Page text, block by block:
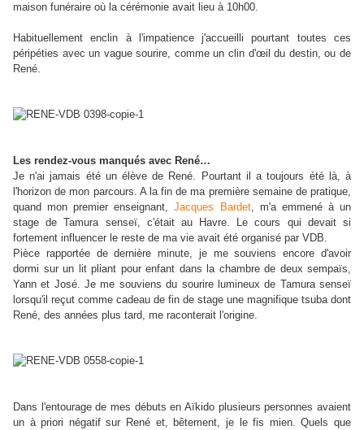
maison funéraire où la cérémonie avait lieu à 10h00.
Habituellement enclin à l'impatience j'accueilli pourtant toutes ces
péripéties avec un vague sourire, comme un clin d'œil du destin, ou de
René.
Les rendez-vous manqués avec René…
Je n'ai jamais été un élève de René. Pourtant il a toujours été là, à
l'horizon de mon parcours. A la fin de ma première semaine de pratique,
quand mon premier enseignant,Jacques Bardet, m'a emmené à un
stage de Tamura senseï, c'était au Havre. Le cours qui devait si
fortement influencer le reste de ma vie avait été organisé par VDB.
Pièce rapportée de dernière minute, je me souviens encore d'avoir
dormi sur un lit pliant pour enfant dans la chambre de deux sempaïs,
Yann et José. Je me souviens du sourire lumineux de Tamura senseï
lorsqu'il reçut comme cadeau de fin de stage une magnifique tsuba dont
René, des années plus tard, me raconterait l'origine.
Dans l'entourage de mes débuts en Aïkido plusieurs personnes avaient
un à priori négatif sur René et, bêtement, je le fis mien. Quels que